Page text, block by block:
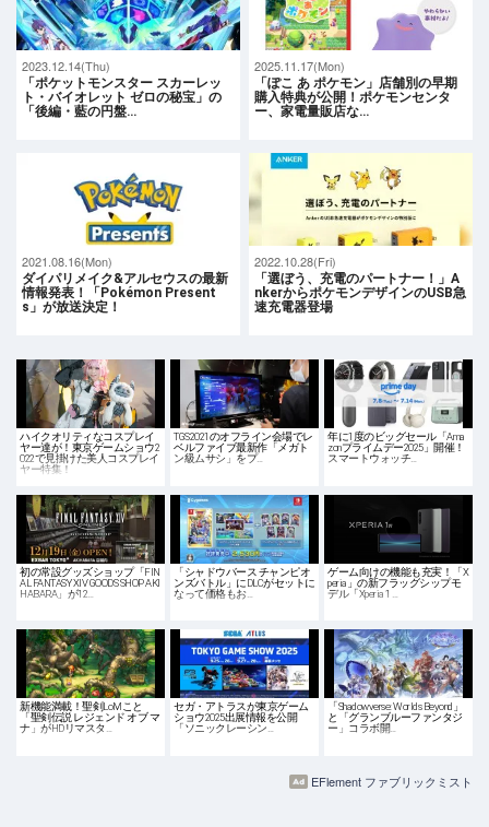
2023.12.14(Thu)
「ポケットモンスター スカーレッ
ト・バイオレット ゼロの秘宝」の
「後編・藍の円盤…
2025.11.17(Mon)
「ぽこ あ ポケモン」店舗別の早期
購入特典が公開！ポケモンセンタ
ー、家電量販店な…
2021.08.16(Mon)
ダイパリメイク&アルセウスの最新
情報発表！「Pokémon Present
s」が放送決定！
2022.10.28(Fri)
「選ぼう、充電のパートナー！」A
nkerからポケモンデザインのUSB急
速充電器登場
ハイクオリティなコスプレイ
ヤー達が！東京ゲームショウ2
022で見掛けた美人コスプレイ
ヤー特集！
TGS2021のオフライン会場でレ
ベルファイブ最新作「メガト
ン級ムサシ」をプ…
年に1度のビッグセール「Ama
zonプライムデー2025」開催！
スマートウォッチ…
初の常設グッズショップ「FIN
AL FANTASY XIV GOODS SHOP AKI
HABARA」が12…
「シャドウバース チャンピオ
ンズバトル」にDLCがセットに
なって価格もお…
ゲーム向けの機能も充実！「X
peria」の新フラッグシップモ
デル「Xperia 1 …
新機能満載！聖剣LoMこと
「聖剣伝説 レジェンド オブ マ
ナ」がHDリマスタ…
セガ・アトラスが東京ゲーム
ショウ2025出展情報を公開
「ソニックレーシン…
「Shadowverse: Worlds Beyond」
と「グランブルーファンタジ
ー」コラボ開…
EFlement ファブリックミスト